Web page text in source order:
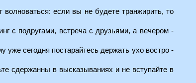
волноваться: если вы не будете транжирить, то
с подругами, встреча с друзьями, а вечером -
уже сегодня постарайтесь держать ухо востро -
сдержанны в высказываниях и не вступайте в